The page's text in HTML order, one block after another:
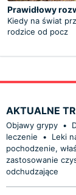
Prawidłowy
Kiedy na świat
rodzice od pocz
AKTUALNE
Objawy grypy •
leczenie
• Leki
pochodzenie,
zastosowanie
odchudzające